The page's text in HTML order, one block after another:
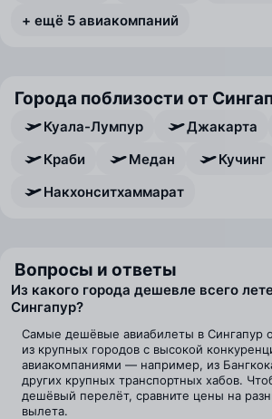
+ ещё 5 авиакомпаний
Города поблизости от
Куала-Лумпур Джакарта
Краби
Медан
Кучинг
Накхонситхаммарат
Вопросы и ответы
Из какого города дешевле всего
Сингапур?
Самые дешёвые авиабилеты в Сингапур
из крупных городов с высокой
авиакомпаниями — например, из
других крупных транспортных хабов.
дешёвый перелёт, сравните цены на
вылета.